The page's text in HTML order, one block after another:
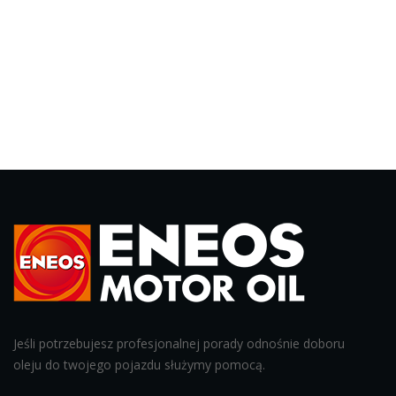
Jeśli potrzebujesz profesjonalnej porady odnośnie doboru
oleju do twojego pojazdu służymy pomocą.